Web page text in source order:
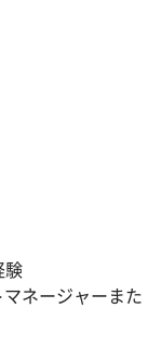
験
ネージャーまた